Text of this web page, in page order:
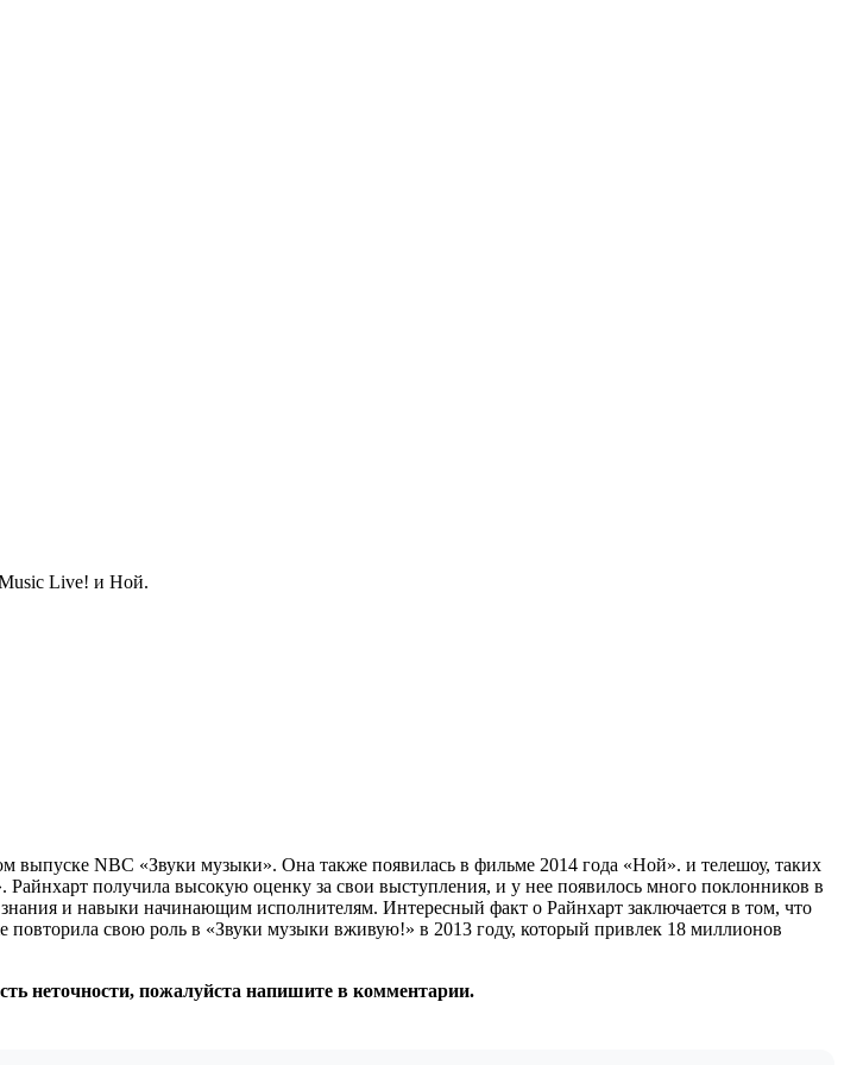
Music Live! и Ной.
выпуске NBC «Звуки музыки». Она также появилась в фильме 2014 года «Ной». и телешоу, таких
получила высокую оценку за свои выступления, и у нее появилось много поклонников в
и навыки начинающим исполнителям. Интересный факт о Райнхарт заключается в том, что
повторила свою роль в «Звуки музыки вживую!» в 2013 году, который привлек 18 миллионов
неточности, пожалуйста напишите в комментарии.